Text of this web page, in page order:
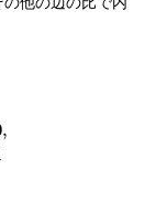
,